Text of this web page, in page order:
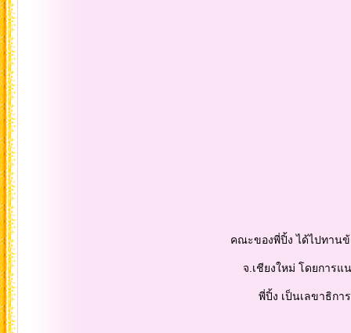
คณะของพี่ปิ้ง ได้ไปทานข้าวซอยร
จ.เชียงใหม่ โดยการแนะนำของ
พี่ปิ้ง เป็นเลขาธิการสมา